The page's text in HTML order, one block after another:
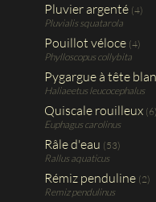
Pluvier argenté (4)
Pluvialis squatarola
Pouillot véloce (4)
Phylloscopus collybita
Pygargue à tête
Haliaeetus leucocephalus
Quiscale rouilleux (6)
Euphagus carolinus
Râle d'eau (53)
Rallus aquaticus
Rémiz penduline (2)
Remiz pendulinus